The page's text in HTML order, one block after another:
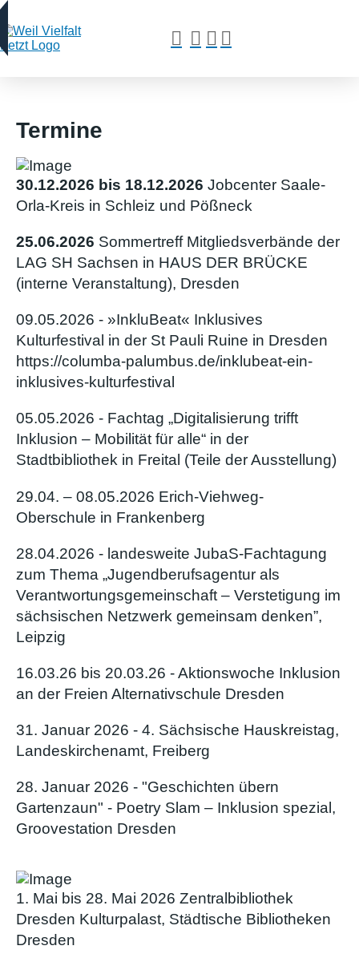
Termine
30.12.2026 bis 18.12.2026 Jobcenter Saale-
Orla-Kreis in Schleiz und Pößneck
25.06.2026 Sommertreff Mitgliedsverbände der
LAG SH Sachsen in HAUS DER BRÜCKE
(interne Veranstaltung), Dresden
09.05.2026 - »InkluBeat« Inklusives
Kulturfestival in der St Pauli Ruine in Dresden
https://columba-palumbus.de/inklubeat-ein-
inklusives-kulturfestival
05.05.2026 - Fachtag „Digitalisierung trifft
Inklusion – Mobilität für alle“ in der
Stadtbibliothek in Freital (Teile der Ausstellung)
29.04. – 08.05.2026 Erich-Viehweg-
Oberschule in Frankenberg
28.04.2026 - landesweite JubaS-Fachtagung
zum Thema „Jugendberufsagentur als
Verantwortungsgemeinschaft – Verstetigung im
sächsischen Netzwerk gemeinsam denken”,
Leipzig
16.03.26 bis 20.03.26 - Aktionswoche Inklusion
an der Freien Alternativschule Dresden
31. Januar 2026 - 4. Sächsische Hauskreistag,
Landeskirchenamt, Freiberg
28. Januar 2026 - "Geschichten übern
Gartenzaun" - Poetry Slam – Inklusion spezial,
Groovestation Dresden
1. Mai bis 28. Mai 2026 Zentralbibliothek
Dresden Kulturpalast, Städtische Bibliotheken
Dresden